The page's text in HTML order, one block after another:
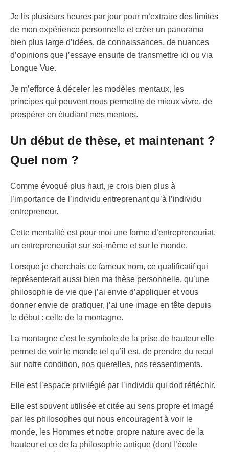
Je lis plusieurs heures par jour pour m’extraire des limites
de mon expérience personnelle et créer un panorama
bien plus large d’idées, de connaissances, de nuances
d’opinions que j’essaye ensuite de transmettre ici ou via
Longue Vue.
Je m’efforce à déceler les modèles mentaux, les
principes qui peuvent nous permettre de mieux vivre, de
prospérer en étudiant mes mentors.
Un début de thèse, et maintenant ?
Quel nom ?
Comme évoqué plus haut, je crois bien plus à
l’importance de l’individu entreprenant qu’à l’individu
entrepreneur.
Cette mentalité est pour moi une forme d’entrepreneuriat,
un entrepreneuriat sur soi-même et sur le monde.
Lorsque je cherchais ce fameux nom, ce qualificatif qui
représenterait aussi bien ma thèse personnelle, qu’une
philosophie de vie que j’ai envie d’appliquer et vous
donner envie de pratiquer, j’ai une image en tête depuis
le début : celle de la montagne.
La montagne c’est le symbole de la prise de hauteur elle
permet de voir le monde tel qu’il est, de prendre du recul
sur notre condition, nos querelles, nos ressentiments.
Elle est l’espace privilégié par l’individu qui doit réfléchir.
Elle est souvent utilisée et citée au sens propre et imagé
par les philosophes qui nous encouragent à voir le
monde, les Hommes et notre propre nature avec de la
hauteur et ce de la philosophie antique (dont l’école